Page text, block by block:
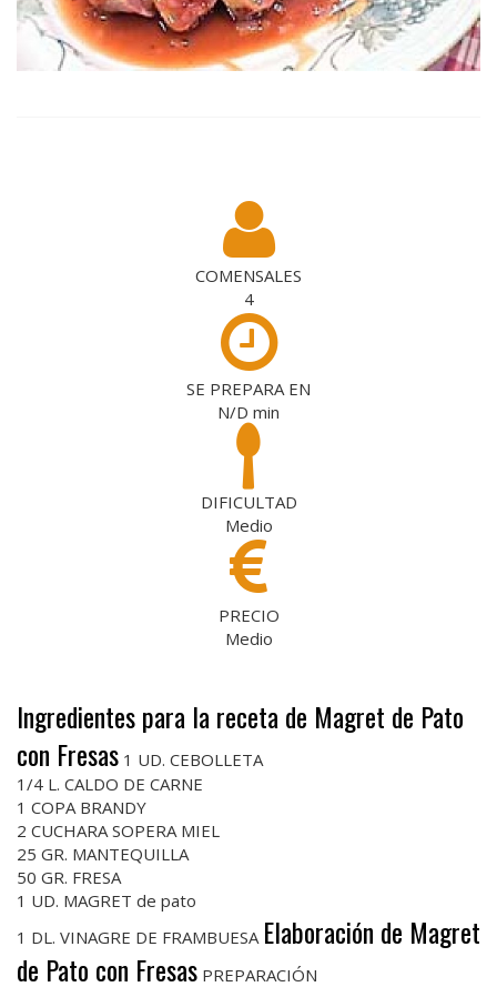
COMENSALES
4
SE PREPARA EN
N/D min
DIFICULTAD
Medio
PRECIO
Medio
Ingredientes para la receta de Magret de Pato
con Fresas 1 UD. CEBOLLETA
1/4 L. CALDO DE CARNE
1 COPA BRANDY
2 CUCHARA SOPERA MIEL
25 GR. MANTEQUILLA
50 GR. FRESA
1 UD. MAGRET de pato
1 DL. VINAGRE DE FRAMBUESA Elaboración de Magret
de Pato con Fresas PREPARACIÓN